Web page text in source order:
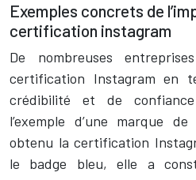
Exemples concrets de
certification instagram
De nombreuses
certification Instagram en
crédibilité et de
l’exemple d’une marque
obtenu la certification
le badge bleu, elle a